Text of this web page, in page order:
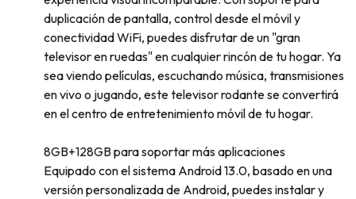
duplicación de pantalla, control desde el móvil y
conectividad WiFi, puedes disfrutar de un "gran
televisor en ruedas" en cualquier rincón de tu hogar. Ya
sea viendo películas, escuchando música, transmisiones
en vivo o jugando, este televisor rodante se convertirá
en el centro de entretenimiento móvil de tu hogar.
8GB+128GB para soportar más aplicaciones
Equipado con el sistema Android 13.0, basado en una
versión personalizada de Android, puedes instalar y